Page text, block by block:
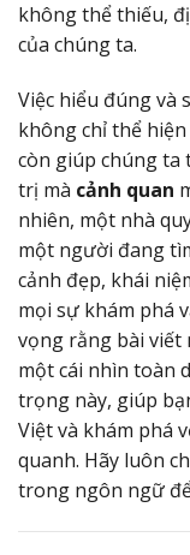
không thể thiếu,
của chúng ta.
Việc hiểu đúng và
không chỉ thể
còn giúp chúng ta
trị mà cảnh quan
nhiên, một nhà
một người đang
cảnh đẹp, khái
mọi sự khám phá
vọng rằng bài viết
một cái nhìn toàn
trọng này, giúp
Việt và khám phá
quanh. Hãy luôn
trong ngôn ngữ